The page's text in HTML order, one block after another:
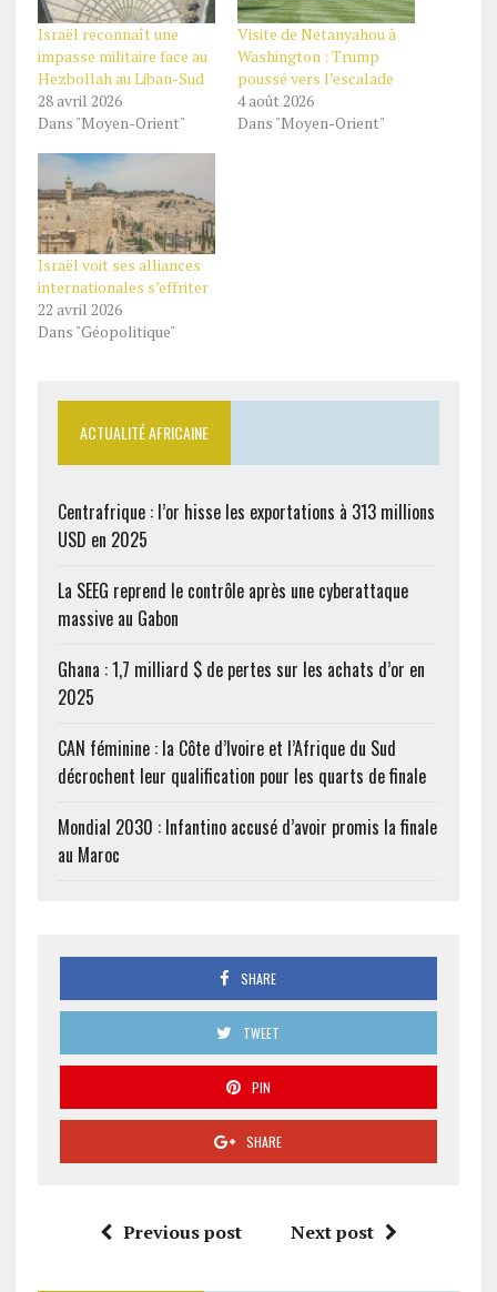
Israël reconnaît une
impasse militaire face au
Hezbollah au Liban-Sud
28 avril 2026
Dans "Moyen-Orient"
Visite de Netanyahou à
Washington : Trump
poussé vers l’escalade
4 août 2026
Dans "Moyen-Orient"
Israël voit ses alliances
internationales s’effriter
22 avril 2026
Dans "Géopolitique"
ACTUALITÉ AFRICAINE
Centrafrique : l’or hisse les exportations à 313 millions
USD en 2025
La SEEG reprend le contrôle après une cyberattaque
massive au Gabon
Ghana : 1,7 milliard $ de pertes sur les achats d’or en
2025
CAN féminine : la Côte d’Ivoire et l’Afrique du Sud
décrochent leur qualification pour les quarts de finale
Mondial 2030 : Infantino accusé d’avoir promis la finale
au Maroc
SHARE
TWEET
PIN
SHARE
Previous post Next post